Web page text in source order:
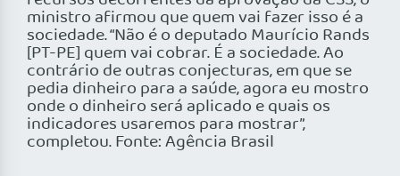
ministro afirmou que quem vai fazer isso é a
sociedade. “Não é o deputado Maurício Rands
[PT-PE] quem vai cobrar. É a sociedade. Ao
contrário de outras conjecturas, em que se
pedia dinheiro para a saúde, agora eu mostro
onde o dinheiro será aplicado e quais os
indicadores usaremos para mostrar”,
completou. Fonte: Agência Brasil